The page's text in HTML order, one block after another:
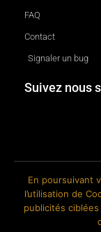
FAQ
Contact
Signaler un bug
Suivez nous
© 2018-2026 The
En poursuivant
l’utilisation de
publicités